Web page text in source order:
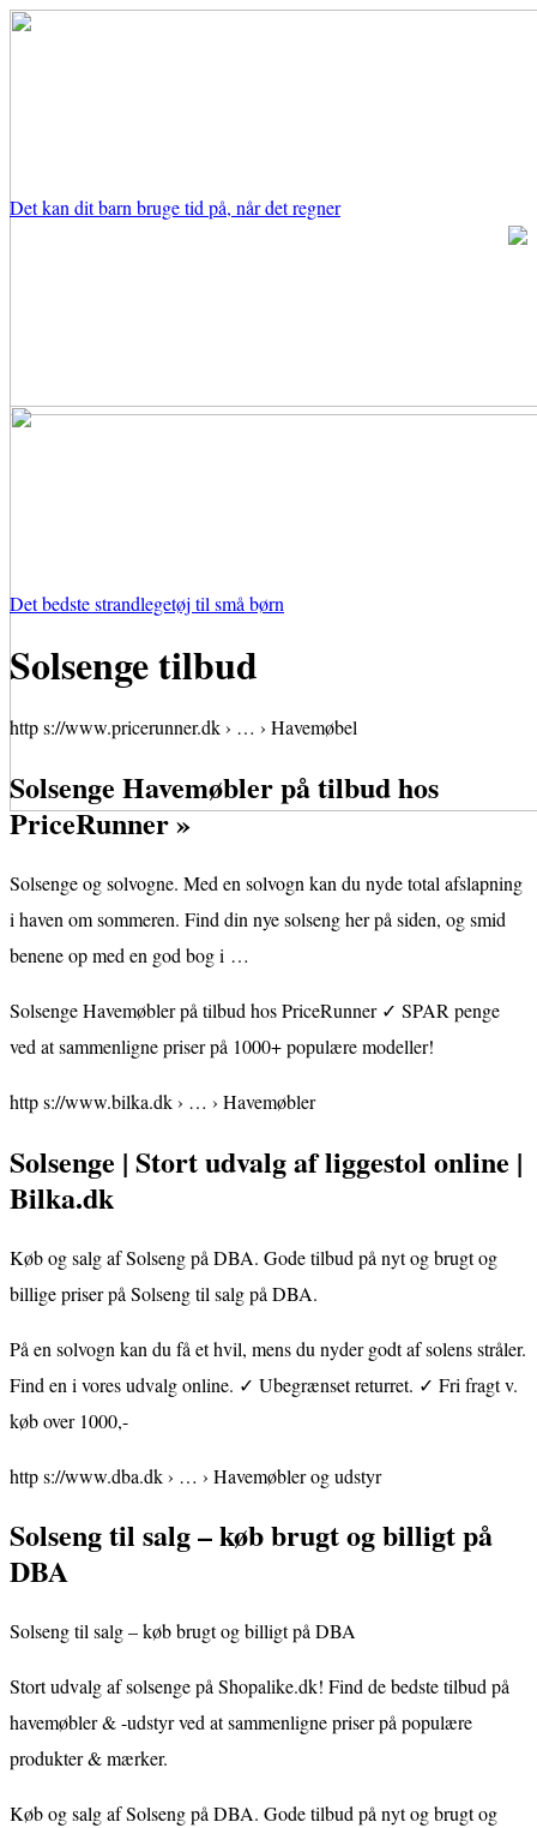
Det kan dit barn bruge tid på, når det regner
Det bedste strandlegetøj til små børn
Solsenge tilbud
http s://www.pricerunner.dk › … › Havemøbel
Solsenge Havemøbler på tilbud hos
PriceRunner »
Solsenge og solvogne. Med en solvogn kan du nyde total afslapning
i haven om sommeren. Find din nye solseng her på siden, og smid
benene op med en god bog i …
Solsenge Havemøbler på tilbud hos PriceRunner ✓ SPAR penge
ved at sammenligne priser på 1000+ populære modeller!
http s://www.bilka.dk › … › Havemøbler
Solsenge | Stort udvalg af liggestol online |
Bilka.dk
Køb og salg af Solseng på DBA. Gode tilbud på nyt og brugt og
billige priser på Solseng til salg på DBA.
På en solvogn kan du få et hvil, mens du nyder godt af solens stråler.
Find en i vores udvalg online. ✓ Ubegrænset returret. ✓ Fri fragt v.
køb over 1000,-
http s://www.dba.dk › … › Havemøbler og udstyr
Solseng til salg – køb brugt og billigt på
DBA
Solseng til salg – køb brugt og billigt på DBA
Stort udvalg af solsenge på Shopalike.dk! Find de bedste tilbud på
havemøbler & -udstyr ved at sammenligne priser på populære
produkter & mærker.
Køb og salg af Solseng på DBA. Gode tilbud på nyt og brugt og